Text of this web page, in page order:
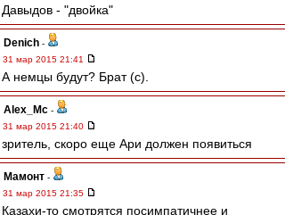
Давыдов - "двойка"
Denich -
31 мар 2015 21:41
А немцы будут? Брат (с).
Alex_Mc -
31 мар 2015 21:40
зритель, скоро еще Ари должен появиться
Мамонт -
31 мар 2015 21:35
Казахи-то смотрятся посимпатичнее и